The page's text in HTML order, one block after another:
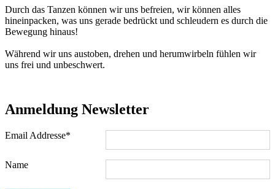
Durch das Tanzen können wir uns befreien, wir können alles
hineinpacken, was uns gerade bedrückt und schleudern es durch die
Bewegung hinaus!
Während wir uns austoben, drehen und herumwirbeln fühlen wir
uns frei und unbeschwert.
Anmeldung Newsletter
Email Addresse*
Name